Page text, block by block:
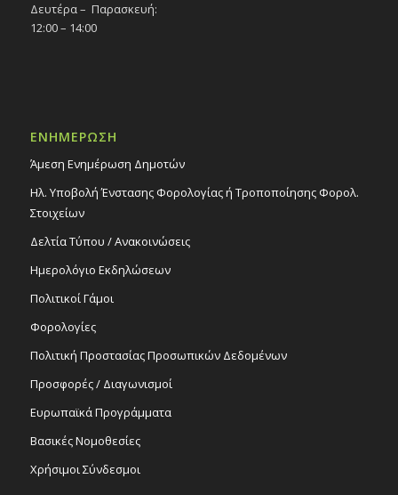
ΙΑΝ
6
9
Πρόσκληση στα εγκαίνια ατομικής
έκθεσης της Σοφία Χριστοδούλου
ΙΑΝ
21
Αλήθειες, 21/1/26
18:30
Δευτέρα – Παρασκευή:
12:00 – 14:00
ΕΝΗΜΕΡΩΣΗ
Άμεση Ενημέρωση Δημοτών
Ηλ. Υποβολή Ένστασης Φορολογίας ή Τροποποίησης Φορολ.
Στοιχείων
Δελτία Τύπου / Ανακοινώσεις
Ημερολόγιο Εκδηλώσεων
Πολιτικοί Γάμοι
Φορολογίες
Πολιτική Προστασίας Προσωπικών Δεδομένων
Προσφορές / Διαγωνισμοί
Ευρωπαϊκά Προγράμματα
Βασικές Νομοθεσίες
Χρήσιμοι Σύνδεσμοι